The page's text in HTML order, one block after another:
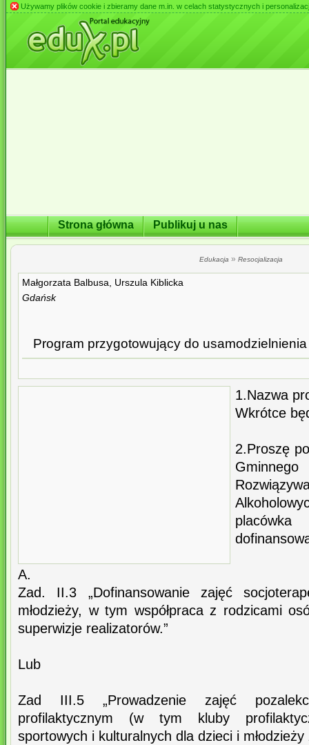
Używamy plików cookie i zbieramy dane m.in. w celach statystycznych i
Strona główna Publikuj u nas
Edukacja » Resocjalizacja
Małgorzata Balbusa, Urszula Kiblicka
Gdańsk
Program przygotowujący do
1.Nazwa
Wkrótce
2.Proszę
A.
Zad. II.3 „Dofinansowanie zajęć
młodzieży, w tym współpraca z rodzicami
superwizje realizatorów.”
Lub
Zad III.5 „Prowadzenie zajęć
profilaktycznym (w tym kluby
sportowych i kulturalnych dla dzieci i